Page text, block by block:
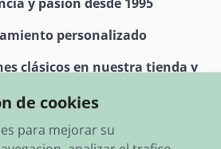
y pasión desde 1995
personalizado
clásicos en nuestra tienda y
de cookies
para mejorar su